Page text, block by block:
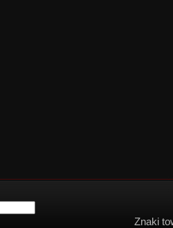
Znaki